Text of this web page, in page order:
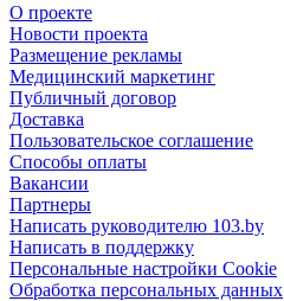
О проекте
Новости проекта
Размещение рекламы
Медицинский маркетинг
Публичный договор
Доставка
Пользовательское соглашение
Способы оплаты
Вакансии
Партнеры
Написать руководителю 103.by
Написать в поддержку
Персональные настройки Cookie
Обработка персональных данных